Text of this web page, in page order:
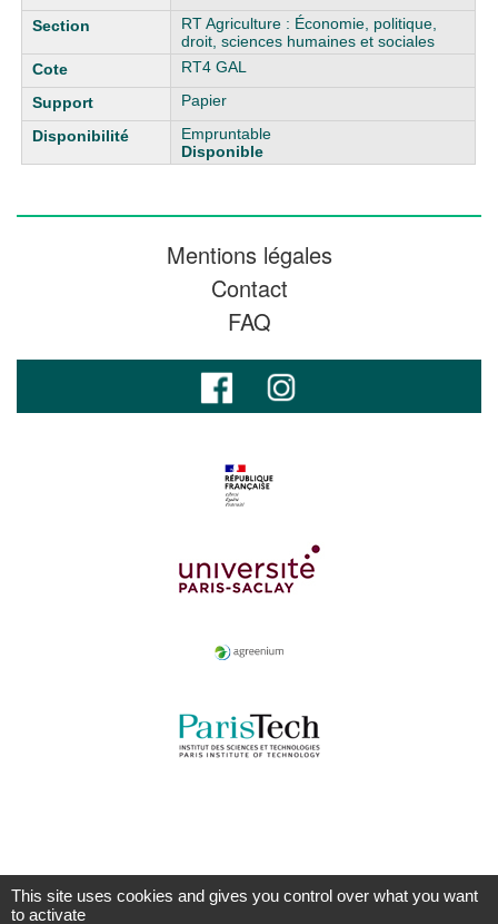
RT Agriculture : Économie, politique,
droit, sciences humaines et sociales
RT4 GAL
Papier
Empruntable
Disponible
Mentions légales
Contact
FAQ
This site uses cookies and gives you control over what you want
to activate